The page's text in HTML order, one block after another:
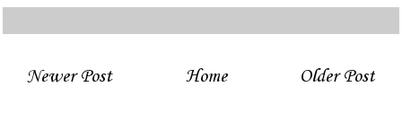
Newer Post Older Post
Home